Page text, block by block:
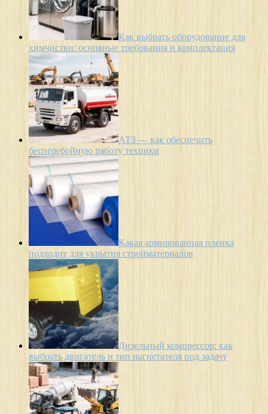
Как выбрать оборудование для
химчистки: основные требования и комплектация
АТЗ — как обеспечить
бесперебойную работу техники
Какая армированная пленка
подходит для укрытия стройматериалов
Дизельный компрессор: как
выбрать двигатель и тип нагнетателя под задачу